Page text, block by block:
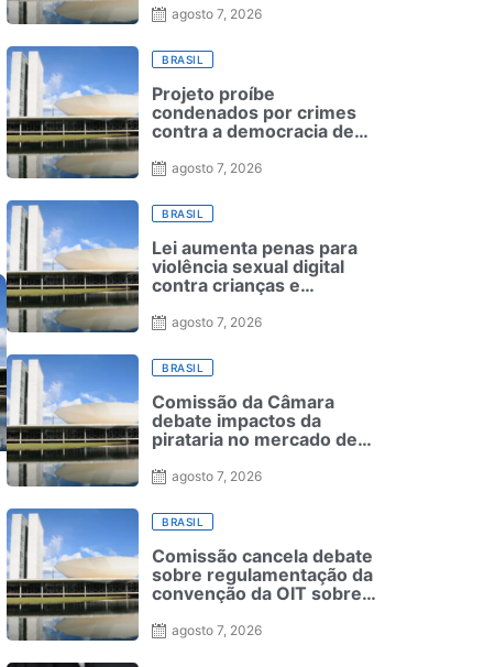
agosto 7, 2026
BRASIL
Projeto proíbe
condenados por crimes
contra a democracia de
Forças Armadas
agosto 7, 2026
BRASIL
Lei aumenta penas para
violência sexual digital
contra crianças e
punições
agosto 7, 2026
BRASIL
Comissão da Câmara
debate impactos da
pirataria no mercado de
agosto 7, 2026
BRASIL
Comissão cancela debate
sobre regulamentação da
convenção da OIT sobre
agosto 7, 2026